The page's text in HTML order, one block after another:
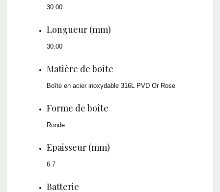
30.00
Longueur (mm)
30.00
Matière de boîte
Boîte en acier inoxydable 316L PVD Or Rose
Forme de boîte
Ronde
Epaisseur (mm)
6.7
Batterie